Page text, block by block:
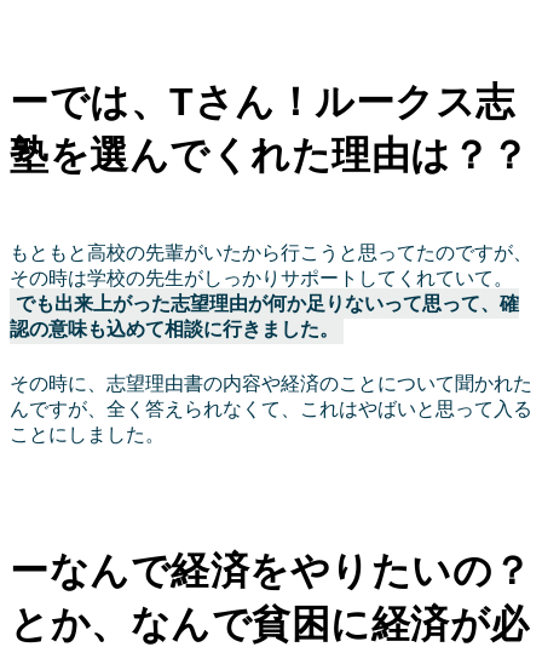
ーでは、Tさん！ルークス志
塾を選んでくれた理由は？？
もともと高校の先輩がいたから行こうと思ってたのですが、
その時は学校の先生がしっかりサポートしてくれていて。
でも出来上がった志望理由が何か足りないって思って、確
認の意味も込めて相談に行きました。
その時に、志望理由書の内容や経済のことについて聞かれた
んですが、全く答えられなくて、これはやばいと思って入る
ことにしました。
ーなんで経済をやりたいの？
とか、なんで貧困に経済が必